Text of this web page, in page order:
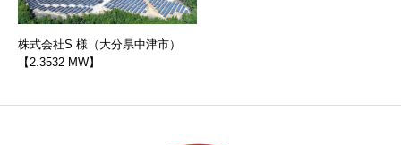
株式会社S 様（大分県中津市）
【2.3532 MW】